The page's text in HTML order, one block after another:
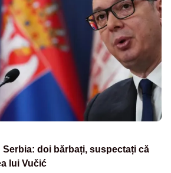
doi bărbați, suspectați că
lui Vučić